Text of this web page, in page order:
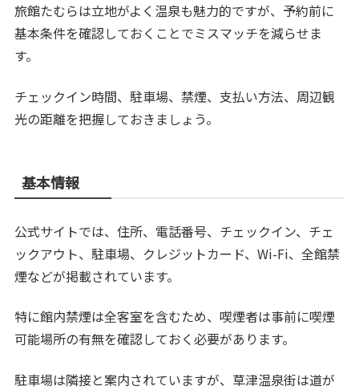
旅館たむらは立地がよく温泉も魅力的ですが、予約前に
基本条件を確認しておくことでミスマッチを減らせま
す。
チェックイン時間、駐車場、禁煙、支払い方法、周辺観
光の距離を把握しておきましょう。
基本情報
公式サイトでは、住所、電話番号、チェックイン、チェ
ックアウト、駐車場、クレジットカード、Wi-Fi、全館禁
煙などが掲載されています。
特に館内禁煙は全客室を含むため、喫煙者は事前に喫煙
可能場所の有無を確認しておく必要があります。
駐車場は隣接と案内されていますが、草津温泉街は道が